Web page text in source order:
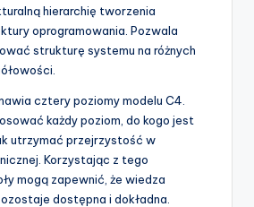
hierarchię tworzenia
oprogramowania. Pozwala
strukturę systemu na różnych
cztery poziomy modelu C4.
każdy poziom, do kogo jest
utrzymać przejrzystość w
Korzystając z tego
mogą zapewnić, że wiedza
dostępna i dokładna.